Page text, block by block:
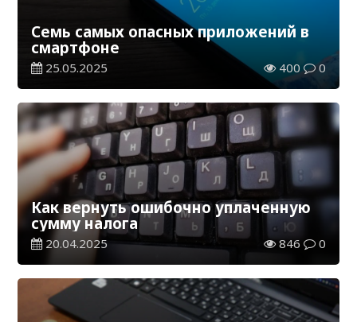
Семь самых опасных приложений в
смартфоне
25.05.2025 400 0
Как вернуть ошибочно уплаченную
сумму налога
20.04.2025 846 0